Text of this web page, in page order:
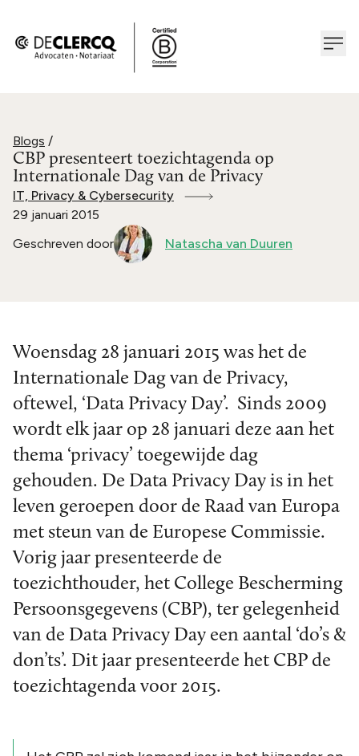
Blogs /
CBP presenteert toezichtagenda op
Internationale Dag van de Privacy
IT, Privacy & Cybersecurity
29 januari 2015
Geschreven door
Natascha van Duuren
Woensdag 28 januari 2015 was het de
Internationale Dag van de Privacy,
oftewel, ‘Data Privacy Day’. Sinds 2009
wordt elk jaar op 28 januari deze aan het
thema ‘privacy’ toegewijde dag
gehouden. De Data Privacy Day is in het
leven geroepen door de Raad van Europa
met steun van de Europese Commissie.
Vorig jaar presenteerde de
toezichthouder, het College Bescherming
Persoonsgegevens (CBP), ter gelegenheid
van de Data Privacy Day een aantal ‘do’s &
don’ts’. Dit jaar presenteerde het CBP de
toezichtagenda voor 2015.